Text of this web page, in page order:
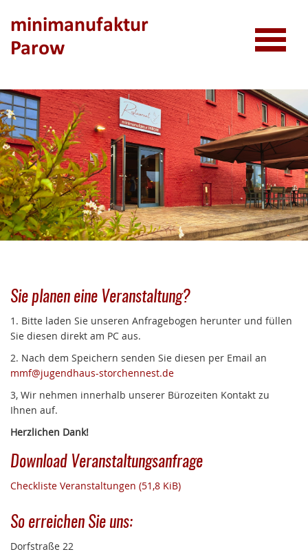
minimanufaktur
Parow
Sie planen eine Veranstaltung?
1. Bitte laden Sie unseren Anfragebogen herunter und füllen
Sie diesen direkt am PC aus.
2. Nach dem Speichern senden Sie diesen per Email an
mmf@jugendhaus-storchennest.de
3, Wir nehmen innerhalb unserer Bürozeiten Kontakt zu
Ihnen auf.
Herzlichen Dank!
Download Veranstaltungsanfrage
Checkliste Veranstaltungen (51,8 KiB)
So erreichen Sie uns:
Dorfstraße 22
Kinderküche
Speiseplan